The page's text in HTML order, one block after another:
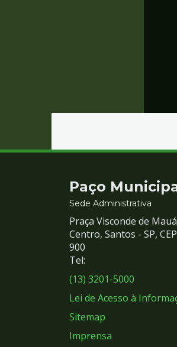
Contato
e
Redes
Sociais
Paço
Sede Administrativa
Praça Visconde de
Centro, Santos - SP,
900
Tel:
(13) 3201-5000
Lei de Acesso à
Sitemap
Imprensa